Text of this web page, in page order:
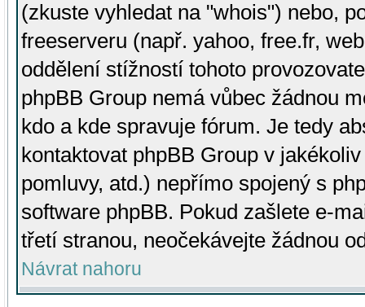
(zkuste vyhledat na "whois") nebo,
freeserveru (např. yahoo, free.fr,
oddělení stížností tohoto
phpBB Group nemá vůbec žádnou
kdo a kde spravuje fórum. Je tedy
kontaktovat phpBB Group v
pomluvy, atd.) nepřímo spojený s
software phpBB. Pokud zašlete e-
třetí stranou, neočekávejte žádnou
Návrat nahoru